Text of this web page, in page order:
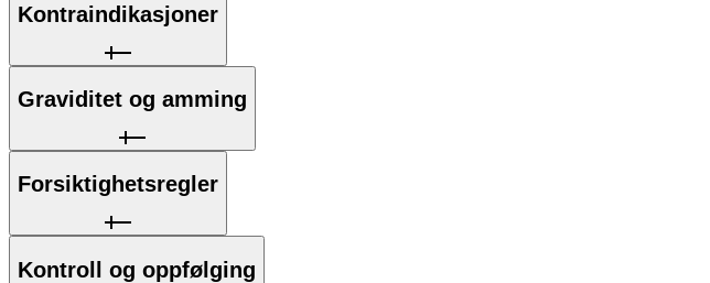
Kontraindikasjoner
Graviditet og amming
Forsiktighetsregler
Kontroll og oppfølging